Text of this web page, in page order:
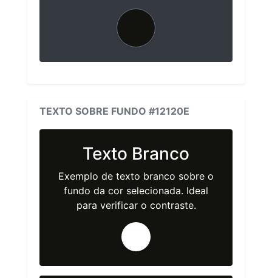
TEXTO SOBRE FUNDO #12120E
Texto Branco
Exemplo de texto branco sobre o
fundo da cor selecionada. Ideal
para verificar o contraste.